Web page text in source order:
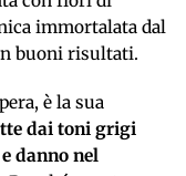
immortalata dal
buoni risultati.
è la sua
dai toni grigi
danno nel